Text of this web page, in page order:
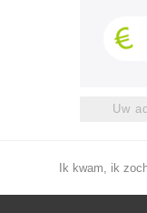
Uw
Ik kwam, ik